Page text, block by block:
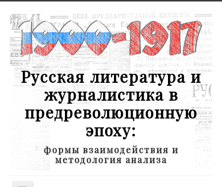
Русская литература и
журналистика в
предреволюционную
эпоху:
формы взаимодействия и
методология анализа